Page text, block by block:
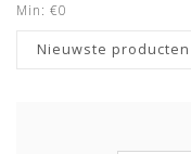
Min: €0
Nieuwste producten